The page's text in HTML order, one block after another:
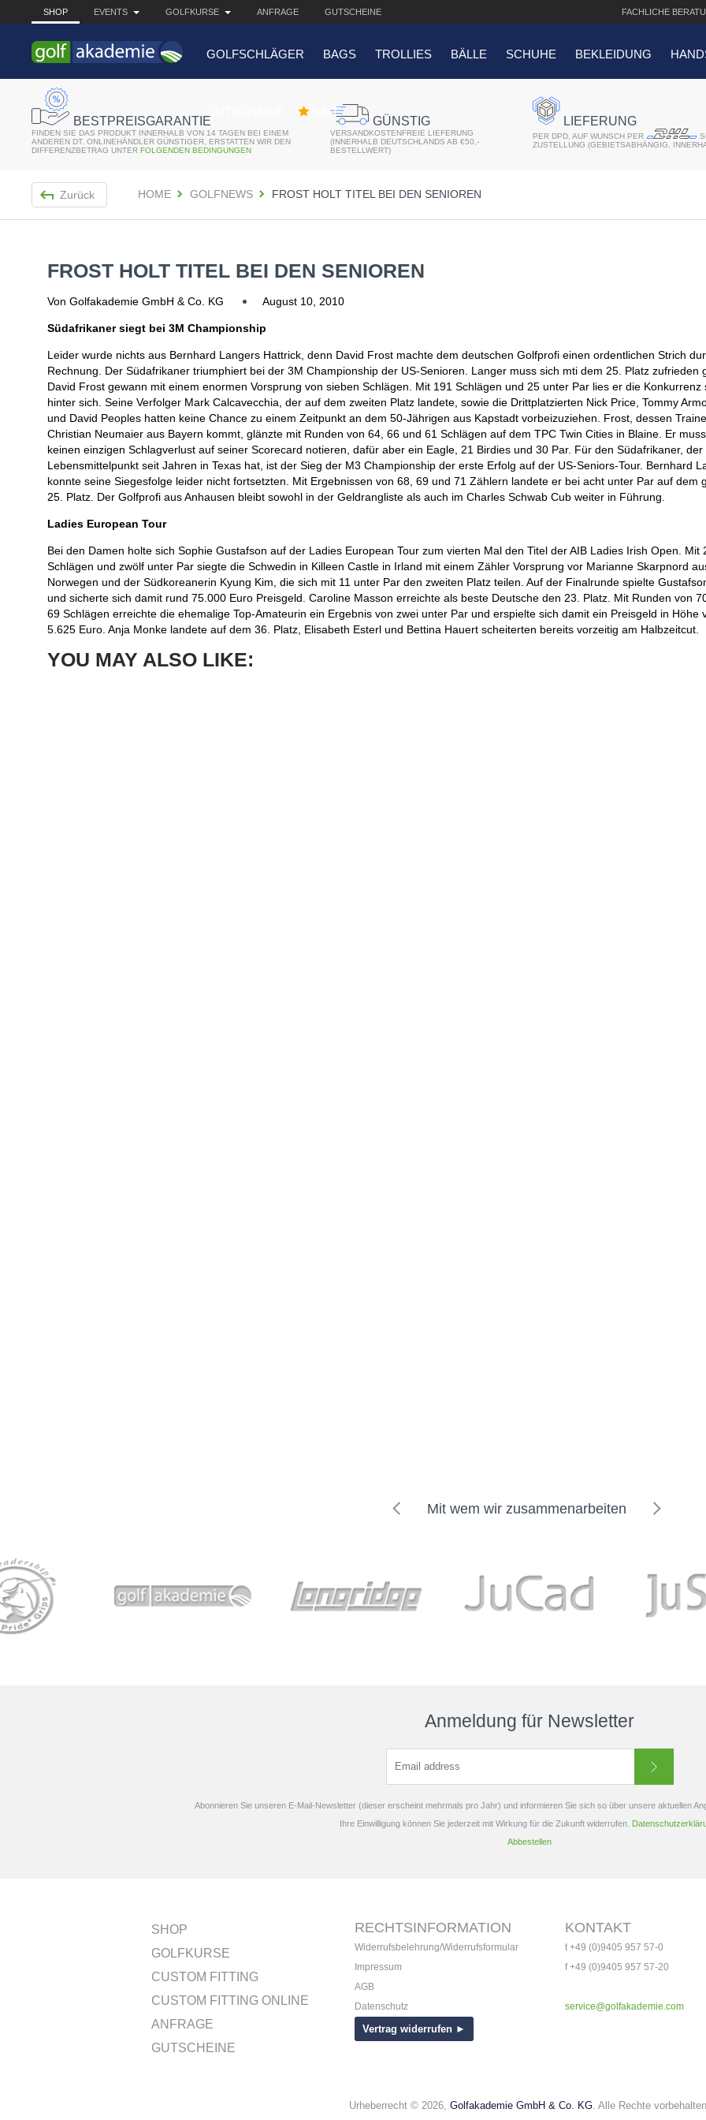
SHOP EVENTS GOLFKURSE ANFRAGE GUTSCHEINE FACHLICHE
GOLFSCHLÄGER BAGS TROLLIES BÄLLE SCHUHE BEKLEIDUNG
SALE
Bridgestone JGR Driver 2018
BESTPREISGARANTIE
FINDEN SIE DAS PRODUKT INNERHALB VON 14 TAGEN BEI EINEM
ANDEREN DT. ONLINEHÄNDLER GÜNSTIGER, ERSTATTEN WIR DEN
DIFFERENZBETRAG UNTER FOLGENDEN BEDINGUNGEN
GÜNSTIG
VERSANDKOSTENFREIE LIEFERUNG
(INNERHALB DEUTSCHLANDS AB €50,-
BESTELLWERT)
LIEFERUNG
PER DPD, AUF WUNSCH PER
ZUSTELLUNG (GEBIETSABHÄNGIG,
Zurück HOME GOLFNEWS FROST HOLT TITEL BEI DEN SENIOREN
FROST HOLT TITEL BEI DEN SENIOREN
Von Golfakademie GmbH & Co. KG August 10, 2010
Südafrikaner siegt bei 3M Championship
Leider wurde nichts aus Bernhard Langers Hattrick, denn David Frost machte dem deutschen Golfprofi einen ordentlichen Strich
Rechnung. Der Südafrikaner triumphiert bei der 3M Championship der US-Senioren. Langer muss sich mti dem 25. Platz zufrieden
David Frost gewann mit einem enormen Vorsprung von sieben Schlägen. Mit 191 Schlägen und 25 unter Par lies er die Konkurrenz
hinter sich. Seine Verfolger Mark Calcavecchia, der auf dem zweiten Platz landete, sowie die Drittplatzierten Nick Price, Tommy
und David Peoples hatten keine Chance zu einem Zeitpunkt an dem 50-Jährigen aus Kapstadt vorbeizuziehen. Frost, dessen
Christian Neumaier aus Bayern kommt, glänzte mit Runden von 64, 66 und 61 Schlägen auf dem TPC Twin Cities in Blaine. Er
keinen einzigen Schlagverlust auf seiner Scorecard notieren, dafür aber ein Eagle, 21 Birdies und 30 Par. Für den Südafrikaner, der
Lebensmittelpunkt seit Jahren in Texas hat, ist der Sieg der M3 Championship der erste Erfolg auf der US-Seniors-Tour. Bernhard
konnte seine Siegesfolge leider nicht fortsetzten. Mit Ergebnissen von 68, 69 und 71 Zählern landete er bei acht unter Par auf dem
25. Platz. Der Golfprofi aus Anhausen bleibt sowohl in der Geldrangliste als auch im Charles Schwab Cub weiter in Führung.
Ladies European Tour
Bei den Damen holte sich Sophie Gustafson auf der Ladies European Tour zum vierten Mal den Titel der AIB Ladies Irish Open. Mit
Schlägen und zwölf unter Par siegte die Schwedin in Killeen Castle in Irland mit einem Zähler Vorsprung vor Marianne Skarpnord
Norwegen und der Südkoreanerin Kyung Kim, die sich mit 11 unter Par den zweiten Platz teilen. Auf der Finalrunde spielte
und sicherte sich damit rund 75.000 Euro Preisgeld. Caroline Masson erreichte als beste Deutsche den 23. Platz. Mit Runden von
69 Schlägen erreichte die ehemalige Top-Amateurin ein Ergebnis von zwei unter Par und erspielte sich damit ein Preisgeld in Höhe
5.625 Euro. Anja Monke landete auf dem 36. Platz, Elisabeth Esterl und Bettina Hauert scheiterten bereits vorzeitig am Halbzeitcut.
YOU MAY ALSO LIKE:
Mit wem wir zusammenarbeiten
Anmeldung für Newsletter
Abonnieren Sie unseren E-Mail-Newsletter (dieser erscheint mehrmals pro Jahr) und informieren Sie sich so über unsere aktuellen
Ihre Einwilligung können Sie jederzeit mit Wirkung für die Zukunft widerrufen.
Abbestellen
SHOP
GOLFKURSE
CUSTOM FITTING
CUSTOM FITTING ONLINE
ANFRAGE
GUTSCHEINE
RECHTSINFORMATION
Widerrufsbelehrung/Widerrufsformular
Impressum
AGB
Datenschutz
Vertrag widerrufen ►
KONTAKT
t +49 (0)9405 957 57-0
f +49 (0)9405 957 57-20
service@golfakademie.com
Urheberrecht © 2026, Golfakademie GmbH & Co. KG. Alle Rechte